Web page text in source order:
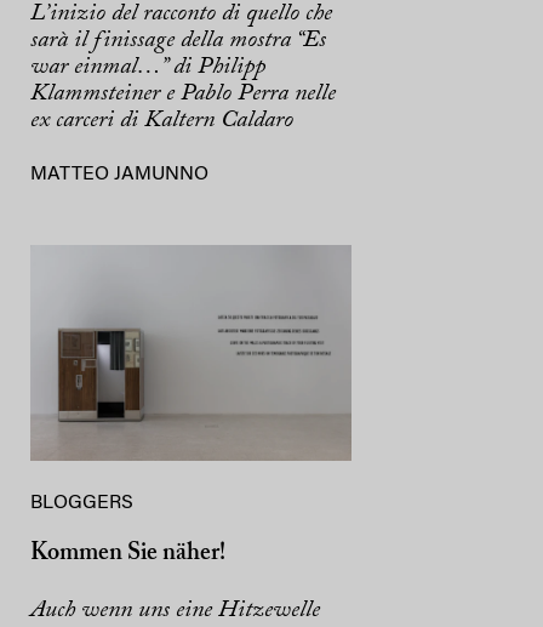
L’inizio del racconto di quello che
sarà il finissage della mostra “Es
war einmal…” di Philipp
Klammsteiner e Pablo Perra nelle
ex carceri di Kaltern Caldaro
MATTEO JAMUNNO
BLOGGERS
Kommen Sie näher!
Auch wenn uns eine Hitzewelle